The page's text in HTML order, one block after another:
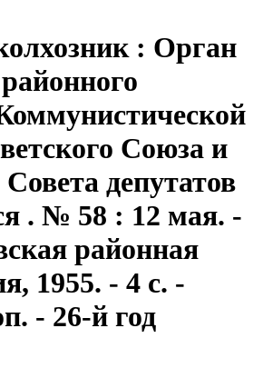
: Орган
Союза и
депутатов
. № 58 : 12 мая. -
районная
1955. - 4 с. -
- 26-й год